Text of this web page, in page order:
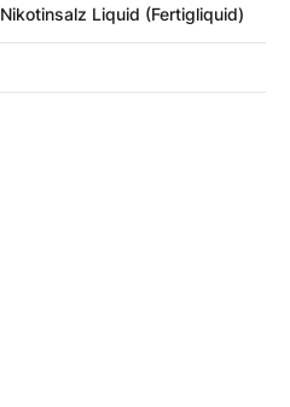
Nikotinsalz Liquid (Fertigliquid)